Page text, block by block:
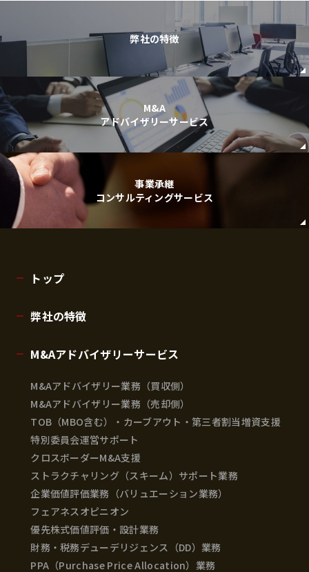
弊社の特徴
M&A
アドバイザリーサービス
事業承継
コンサルティングサービス
トップ
弊社の特徴
M&Aアドバイザリーサービス
M&Aアドバイザリー業務（買収側）
M&Aアドバイザリー業務（売却側）
TOB（MBO含む）・カーブアウト・第三者割当増資支援
特別委員会運営サポート
クロスボーダーM&A支援
ストラクチャリング（スキーム）サポート業務
企業価値評価業務（バリュエーション業務）
フェアネスオピニオン
優先株式価値評価・設計業務
財務・税務デューデリジェンス（DD）業務
PPA（Purchase Price Allocation）業務